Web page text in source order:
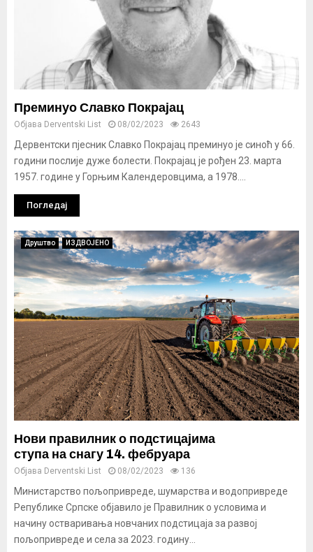
Преминуо Славко Покрајац
Објава Derventski List 08/02/2023 2643
Дервентски пјесник Славко Покрајац преминуо је синоћ у 66.
години послије дуже болести. Покрајац је рођен 23. марта
1957. године у Горњим Календеровцима, а 1978....
Погледај
Друштво ИЗДВОЈЕНО
Нови правилник о подстицајима
ступа на снагу 14. фебруара
Објава Derventski List 08/02/2023 136
Министарство пољопривреде, шумарства и водопривреде
Републике Српске објавило је Правилник о условима и
начину остваривања новчаних подстицаја за развој
пољопривреде и села за 2023. годину...